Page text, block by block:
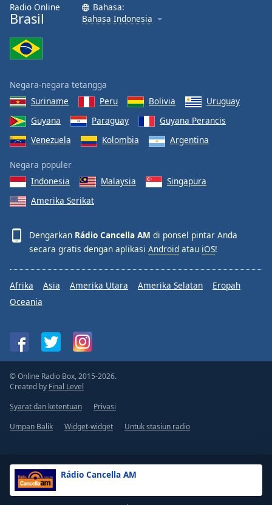
Rádio Cancella AM
Radio Online
Brasil
Bahasa:
Bahasa Indonesia
Negara-negara tetangga
Suriname
Peru Bolivia
Uruguay
Guyana
Paraguay
Guyana Perancis
Venezuela
Kolombia Argentina
Negara populer
Indonesia
Malaysia
Singapura
Amerika Serikat
Dengarkan Rádio Cancella AM di ponsel pintar Anda
secara gratis dengan aplikasi Android atau iOS!
Afrika Asia Amerika Utara Amerika Selatan
Eropah
Oceania
© Online Radio Box, 2015-2026.
Created by Final Level
Syarat dan ketentuan
Privasi
Umpan Balik
Widget-widget Untuk stasiun radio